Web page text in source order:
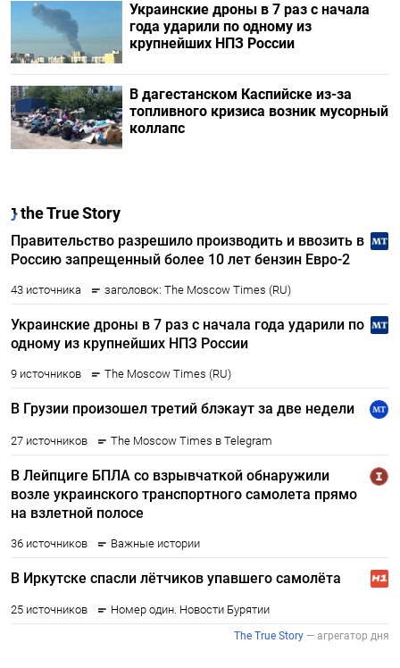
Украинские дроны в 7 раз с начала
года ударили по одному из
крупнейших НПЗ России
В дагестанском Каспийске из-за
топливного кризиса возник мусорный
коллапс